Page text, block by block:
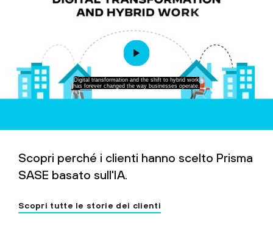
Digital transformation and the shift to hybrid work
has forever changed the way businesses operate.
Scopri perché i clienti hanno scelto Prisma
SASE basato sull'IA.
Scopri tutte le storie dei clienti